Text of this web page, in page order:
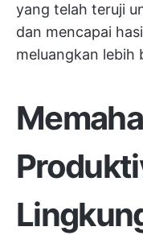
yang telah teruji
dan mencapai
meluangkan lebih